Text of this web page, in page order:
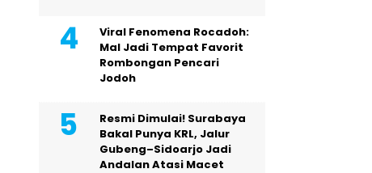
Viral Fenomena Rocadoh:
Mal Jadi Tempat Favorit
Rombongan Pencari
Jodoh
Resmi Dimulai! Surabaya
Bakal Punya KRL, Jalur
Gubeng–Sidoarjo Jadi
Andalan Atasi Macet